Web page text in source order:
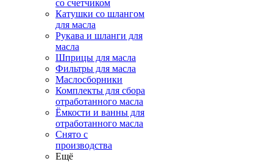
со счетчиком
Катушки со шлангом
для масла
Рукава и шланги для
масла
Шприцы для масла
Фильтры для масла
Маслосборники
Комплекты для сбора
отработанного масла
Ёмкости и ванны для
отработанного масла
Снято с
производства
Ещё